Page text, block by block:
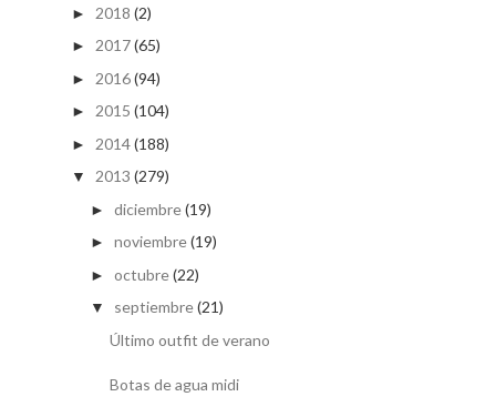
► 2018 (2)
► 2017(65)
► 2016(94)
► 2015 (104)
► 2014(188)
▼ 2013 (279)
► diciembre(19)
► noviembre(19)
► octubre(22)
▼ septiembre(21)
Último outfit de verano
Botas de agua midi